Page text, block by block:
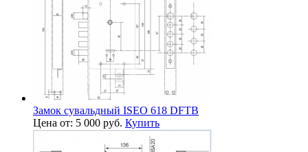
Замок сувальдный ISEO 618 DFTB
Цена от: 5 000 руб. Купить